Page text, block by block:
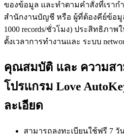
ของข้อมูล และทำตามคำสั่งที่เราก
สำนักงานบัญชี หรือ ผู้ที่ต้องคีย์ข้อ
1000 records/ชั่วโมง) ประสิทธิภา
ตั้งเวลาการทำงานและ ระบบ
คุณสมบัติ และ ความสา
โปรแกรม Love
ละเอียด
สามารถลงทะเบียนใช้ฟรี 7 วั